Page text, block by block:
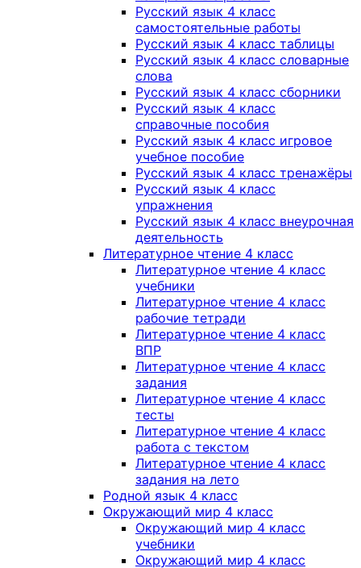
Русский язык 4 класс
самостоятельные работы
Русский язык 4 класс таблицы
Русский язык 4 класс словарные
слова
Русский язык 4 класс сборники
Русский язык 4 класс
справочные пособия
Русский язык 4 класс игровое
учебное пособие
Русский язык 4 класс тренажёры
Русский язык 4 класс
упражнения
Русский язык 4 класс внеурочная
деятельность
Литературное чтение 4 класс
Литературное чтение 4 класс
учебники
Литературное чтение 4 класс
рабочие тетради
Литературное чтение 4 класс
ВПР
Литературное чтение 4 класс
задания
Литературное чтение 4 класс
тесты
Литературное чтение 4 класс
работа с текстом
Литературное чтение 4 класс
задания на лето
Родной язык 4 класс
Окружающий мир 4 класс
Окружающий мир 4 класс
учебники
Окружающий мир 4 класс